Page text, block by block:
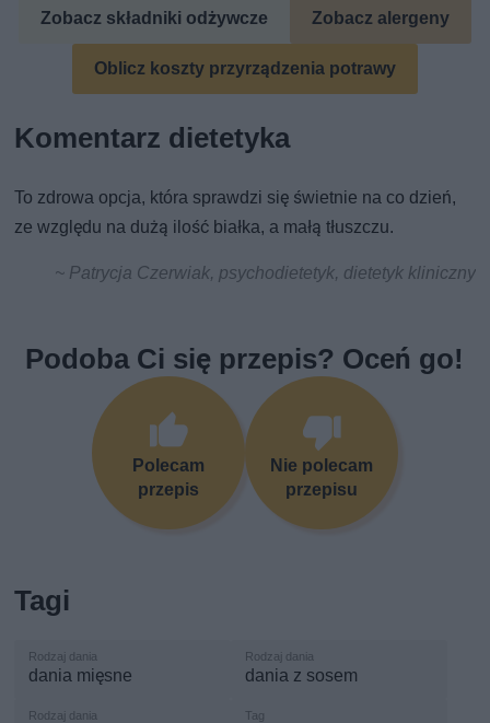
Zobacz składniki odżywcze Zobacz alergeny
Oblicz koszty przyrządzenia potrawy
Komentarz dietetyka
To zdrowa opcja, która sprawdzi się świetnie na co dzień,
ze względu na dużą ilość białka, a małą tłuszczu.
~ Patrycja Czerwiak, psychodietetyk, dietetyk kliniczny
Podoba Ci się przepis? Oceń go!
Polecam
przepis
Nie polecam
przepisu
Tagi
dania mięsne dania z sosem